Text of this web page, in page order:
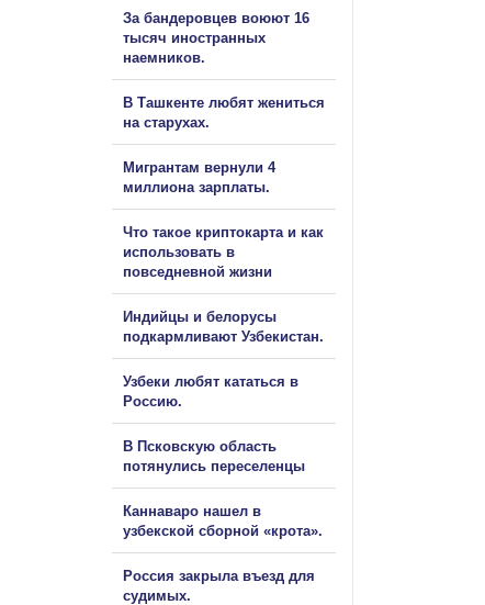
За бандеровцев воюют 16
тысяч иностранных
наемников.
В Ташкенте любят жениться
на старухах.
Мигрантам вернули 4
миллиона зарплаты.
Что такое криптокарта и как
использовать в
повседневной жизни
Индийцы и белорусы
подкармливают Узбекистан.
Узбеки любят кататься в
Россию.
В Псковскую область
потянулись переселенцы
Каннаваро нашел в
узбекской сборной «крота».
Россия закрыла въезд для
судимых.